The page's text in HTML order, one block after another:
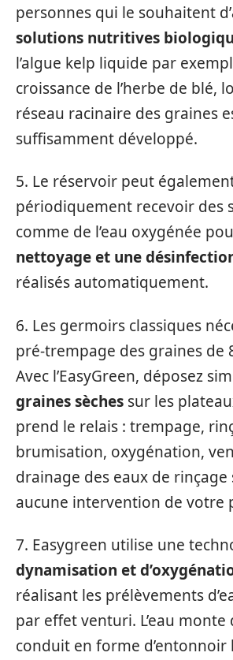
personnes qui le souhaitent d’
solutions nutritives
l’algue kelp liquide par
croissance de l’herbe de blé,
réseau racinaire des graines
suffisamment développé.
5. Le réservoir peut
périodiquement recevoir des
comme de l’eau oxygénée
nettoyage et une
réalisés automatiquement.
6. Les germoirs classiques
pré-trempage des graines de
Avec l’EasyGreen, déposez
graines sèches sur les
prend le relais : trempage,
brumisation, oxygénation,
drainage des eaux de rinçage
aucune intervention de votre
7. Easygreen utilise une
dynamisation et
réalisant les prélèvements
par effet venturi. L’eau monte
conduit en forme